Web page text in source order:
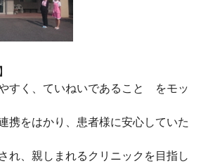
すく、ていねいであること をモッ
携をはかり、患者様に安心していた
れ、親しまれるクリニックを目指し